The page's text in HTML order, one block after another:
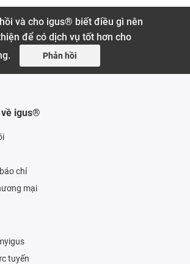
và cho igus® biết điều gì nên
để có dịch vụ tốt hơn cho
Phản hồi
igus®
chí
mại
tuyến